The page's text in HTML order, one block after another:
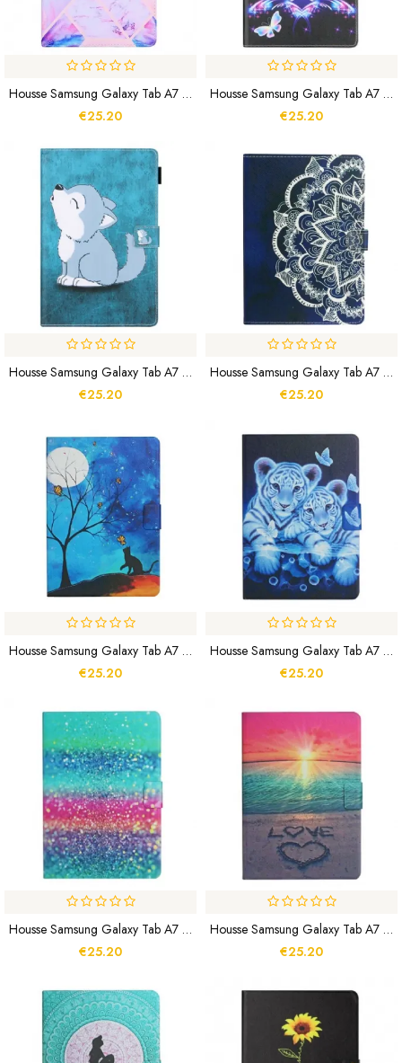
Housse Samsung Galaxy Tab A7 Lite Marbre Géométrie Design
€25.20
Housse Samsung Galaxy Tab A7 Lite Papillons Étoiles
€25.20
Housse Samsung Galaxy Tab A7 Lite Louveteau
€25.20
Housse Samsung Galaxy Tab A7 Lite Série Mandala Art
€25.20
Housse Samsung Galaxy Tab A7 Lite Arbre À La Lune Et Au Soleil
€25.20
Housse Samsung Galaxy Tab A7 Lite Tigres
€25.20
Housse Samsung Galaxy Tab A7 Lite Design Paillettes
€25.20
Housse Samsung Galaxy Tab A7 Lite Sunset Love
€25.20